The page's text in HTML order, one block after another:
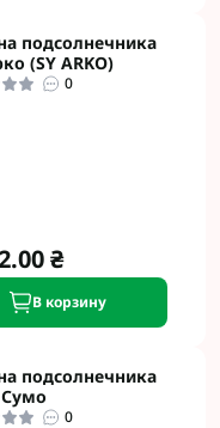
подсолнечника
(SY ARKO)
0
₴
В корзину
подсолнечника
0